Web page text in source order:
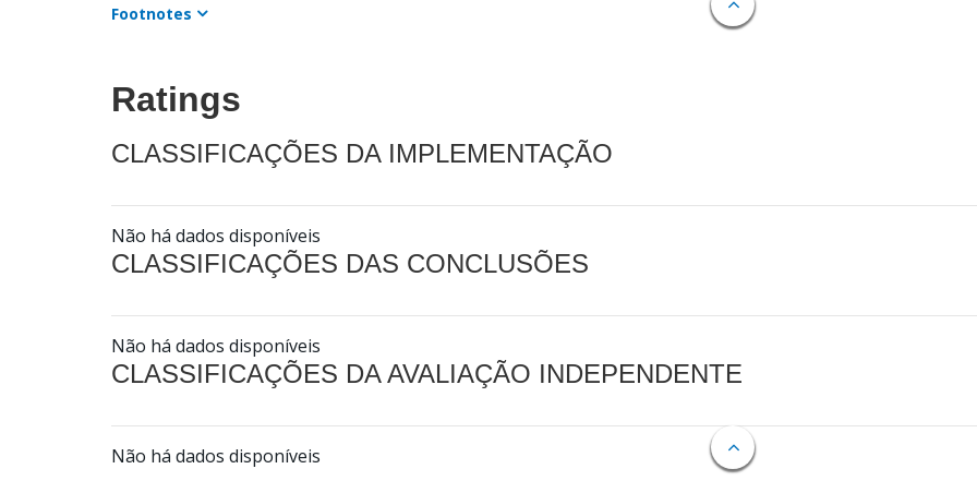
Footnotes
Ratings
CLASSIFICAÇÕES DA IMPLEMENTAÇÃO
Não há dados disponíveis
CLASSIFICAÇÕES DAS CONCLUSÕES
Não há dados disponíveis
CLASSIFICAÇÕES DA AVALIAÇÃO INDEPENDENTE
Não há dados disponíveis